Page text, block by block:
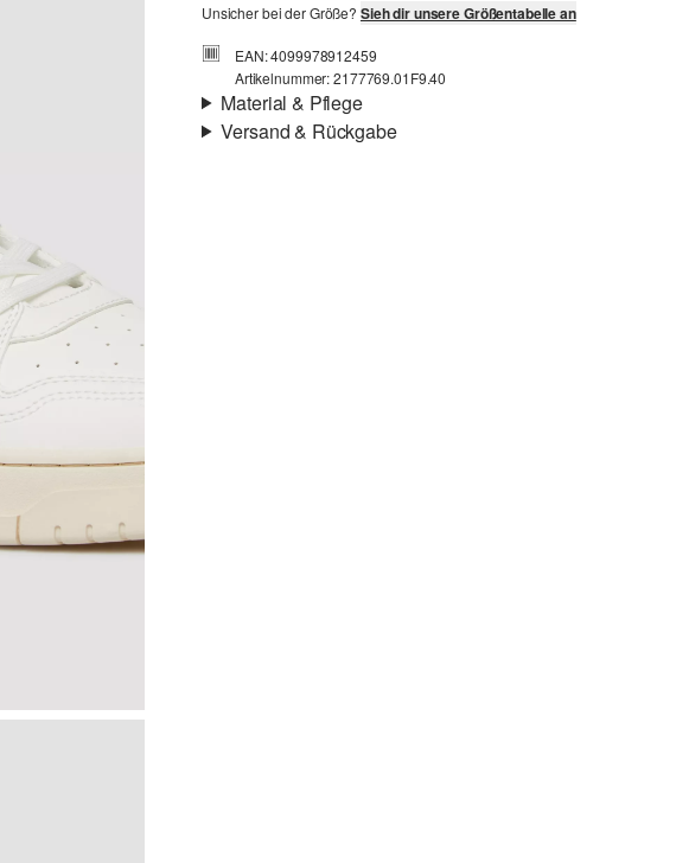
Unsicher bei der Größe? Sieh dir unsere Größentabelle an
EAN: 4099978912459
Artikelnummer: 2177769.01F9.40
Material & Pflege
Versand & Rückgabe